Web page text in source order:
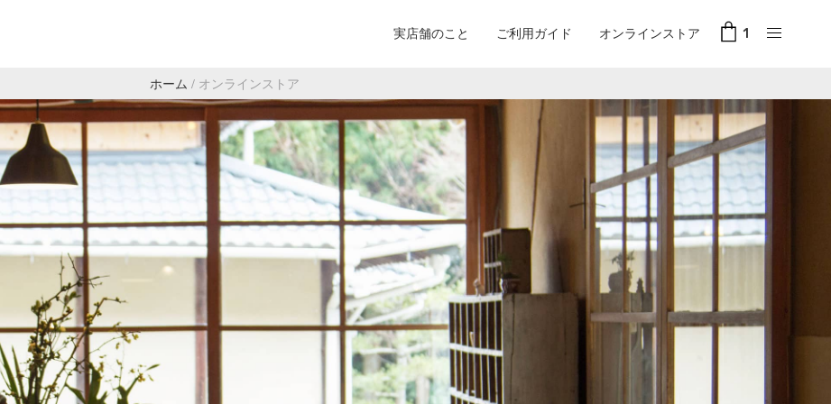
実店舗のこと ご利用ガイド オンラインストア 1
ホーム / オンラインストア